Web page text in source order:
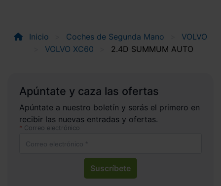
Inicio Coches de Segunda Mano
VOLVO
VOLVO XC60
2.4D SUMMUM AUTO
Apúntate y caza las ofertas
Apúntate a nuestro boletín y serás el primero en
recibir las nuevas entradas y ofertas.
Correo electrónico
Suscríbete